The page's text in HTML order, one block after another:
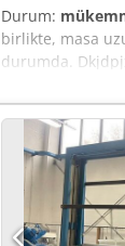
Durum:
birlikte, masa
durumda.